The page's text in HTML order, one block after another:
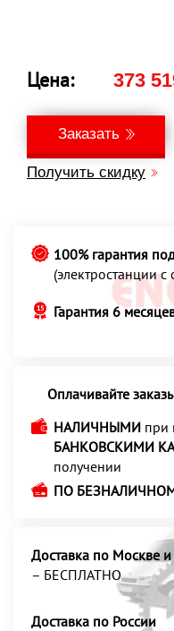
Цена: 373
Заказать
Получить скидку
100% гарантия
(электростанции
Гарантия 6
Оплачивайте
НАЛИЧНЫМИ при
БАНКОВСКИМИ
получении
ПО
Доставка по Москве
– БЕСПЛАТНО
Доставка по России